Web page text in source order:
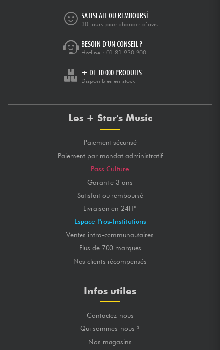
SATISFAIT OU REMBOURSÉ
30 jours pour changer d’avis
BESOIN D’UN CONSEIL ?
Hotline : 01 81 930 900
+ DE 10 000 PRODUITS
Disponibles en stock
Les + Star's Music
Paiement sécurisé
Paiement par mandat administratif
Pass Culture
Garantie 3 ans
Satisfait ou remboursé
Livraison en 24H*
Espace Pros-Institutions
Ventes intra-communautaires
Plus de 700 marques
Nos clients récompensés
Infos utiles
Contactez-nous
Qui sommes-nous ?
Nos magasins